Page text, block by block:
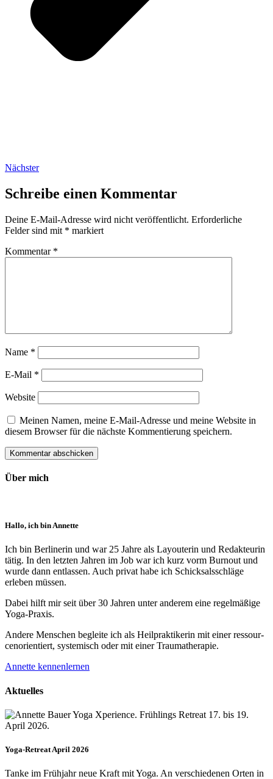
Nächster
Schreibe einen Kommentar
Deine E-Mail-Adresse wird nicht veröffentlicht. Erforderliche
Felder sind mit * markiert
Kommentar *
Name *
E-Mail *
Website
Meinen Namen, meine E-Mail-Adresse und meine Website in
diesem Browser für die nächste Kommentierung speichern.
Über mich
Hallo, ich bin Annette
Ich bin Berlinerin und war 25 Jahre als Layouterin und Redak­teurin
tätig. In den letzten Jahren im Job war ich kurz vorm Burnout und
wurde dann ent­lassen. Auch privat habe ich Schick­sals­schläge
erleben müssen.
Dabei hilft mir seit über 30 Jahren unter anderem eine regelmäßige
Yoga-Praxis.
Andere Menschen begleite ich als Heil­prakti­kerin mit einer ressour­
cenorien­tiert, systemisch oder mit einer Trauma­therapie.
Annette kennenlernen
Aktuelles
Yoga-Retreat April 2026
Tanke im Frühjahr neue Kraft mit Yoga. An verschiedenen Orten in